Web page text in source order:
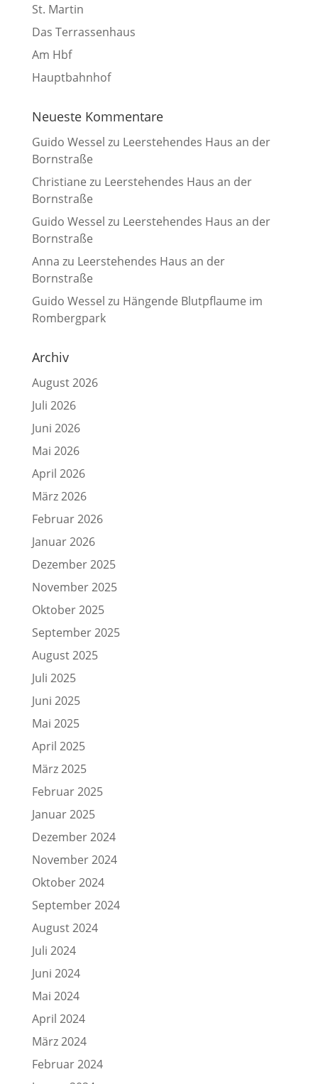
St. Martin
Das Terrassenhaus
Am Hbf
Hauptbahnhof
Neueste Kommentare
Guido Wessel zu Leerstehendes Haus an der
Bornstraße
Christiane zu Leerstehendes Haus an der
Bornstraße
Guido Wessel zu Leerstehendes Haus an der
Bornstraße
Anna zu Leerstehendes Haus an der
Bornstraße
Guido Wessel zu Hängende Blutpflaume im
Rombergpark
Archiv
August 2026
Juli 2026
Juni 2026
Mai 2026
April 2026
März 2026
Februar 2026
Januar 2026
Dezember 2025
November 2025
Oktober 2025
September 2025
August 2025
Juli 2025
Juni 2025
Mai 2025
April 2025
März 2025
Februar 2025
Januar 2025
Dezember 2024
November 2024
Oktober 2024
September 2024
August 2024
Juli 2024
Juni 2024
Mai 2024
April 2024
März 2024
Februar 2024